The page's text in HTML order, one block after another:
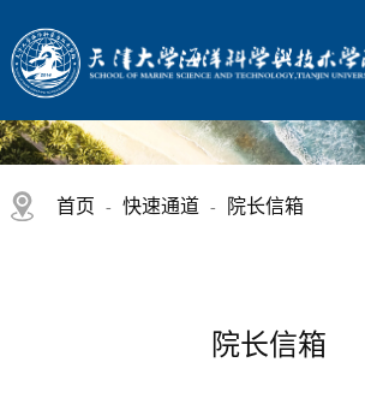
首页 - 快速通道 - 院长信箱
院长信箱